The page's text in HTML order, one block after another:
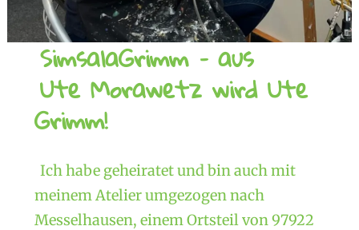
SimsalaGrimm – aus
Ute Morawetz wird Ute
Grimm!
Ich habe geheiratet und bin auch mit
meinem Atelier umgezogen nach
Messelhausen, einem Ortsteil von 97922